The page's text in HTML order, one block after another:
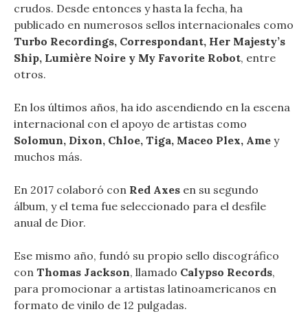
crudos. Desde entonces y hasta la fecha, ha
publicado en numerosos sellos internacionales como
Turbo Recordings, Correspondant, Her Majesty’s
Ship, Lumière Noire y My Favorite Robot, entre
otros.
En los últimos años, ha ido ascendiendo en la escena
internacional con el apoyo de artistas como
Solomun, Dixon, Chloe, Tiga, Maceo Plex, Ame y
muchos más.
En 2017 colaboró ​​con Red Axes en su segundo
álbum, y el tema fue seleccionado para el desfile
anual de Dior.
Ese mismo año, fundó su propio sello discográfico
con Thomas Jackson, llamado Calypso Records,
para promocionar a artistas latinoamericanos en
formato de vinilo de 12 pulgadas.